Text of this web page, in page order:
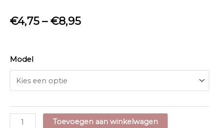
€4,75–€8,95
Model
Matatabi
Toevoegen aan winkelwagen